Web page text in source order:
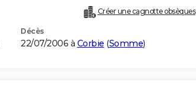
Créer une cagnotte obsèques
Décès
22/07/2006 à Corbie (Somme)